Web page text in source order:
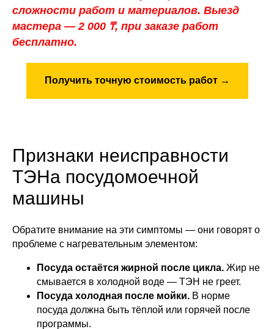
сложности работ и материалов. Выезд
мастера — 2 000 ₸, при заказе работ
бесплатно.
Получить точную стоимость работ →
Признаки неисправности
ТЭНа посудомоечной
машины
Обратите внимание на эти симптомы — они говорят о
проблеме с нагревательным элементом:
Посуда остаётся жирной после цикла. Жир не
смывается в холодной воде — ТЭН не греет.
Посуда холодная после мойки. В норме
посуда должна быть тёплой или горячей после
программы.